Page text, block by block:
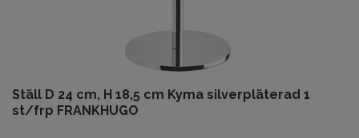
Ställ D 24 cm, H 18,5 cm Kyma silverpläterad 1
st/frp FRANKHUGO